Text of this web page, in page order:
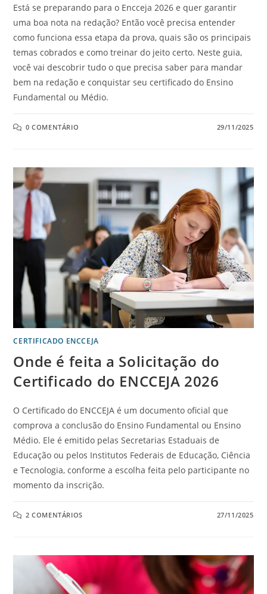
Está se preparando para o Encceja 2026 e quer garantir
uma boa nota na redação? Então você precisa entender
como funciona essa etapa da prova, quais são os principais
temas cobrados e como treinar do jeito certo. Neste guia,
você vai descobrir tudo o que precisa saber para mandar
bem na redação e conquistar seu certificado do Ensino
Fundamental ou Médio.
0 COMENTÁRIO 29/11/2025
CERTIFICADO ENCCEJA
Onde é feita a Solicitação do
Certificado do ENCCEJA 2026
O Certificado do ENCCEJA é um documento oficial que
comprova a conclusão do Ensino Fundamental ou Ensino
Médio. Ele é emitido pelas Secretarias Estaduais de
Educação ou pelos Institutos Federais de Educação, Ciência
e Tecnologia, conforme a escolha feita pelo participante no
momento da inscrição.
2 COMENTÁRIOS 27/11/2025